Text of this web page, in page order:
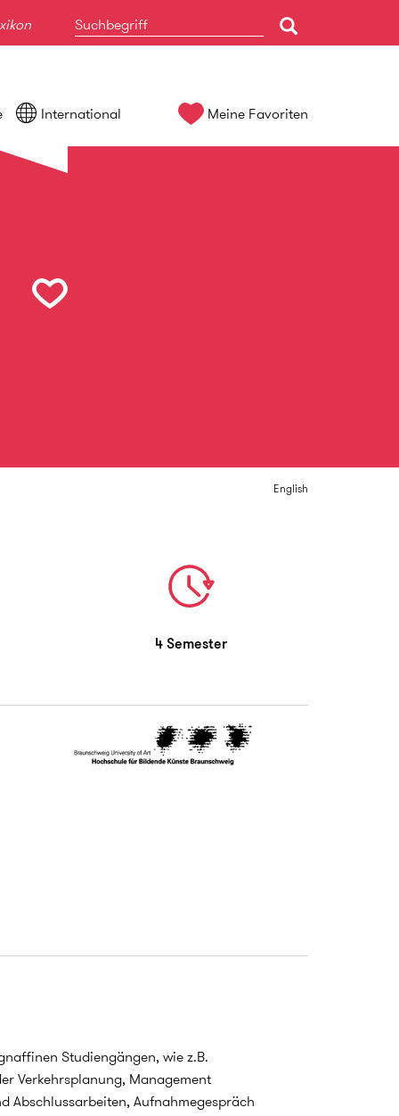
International Meine Favoriten
English
4 Semester
Studiengängen, wie z.B.
Verkehrsplanung, Management
Abschlussarbeiten, Aufnahmegespräch